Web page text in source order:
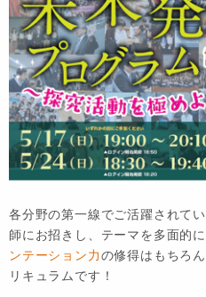
各分野の第一線でご活躍されて
師にお招きし、テーマを多面的に
ンテーション力の修得はもちろ
リキュラムです！